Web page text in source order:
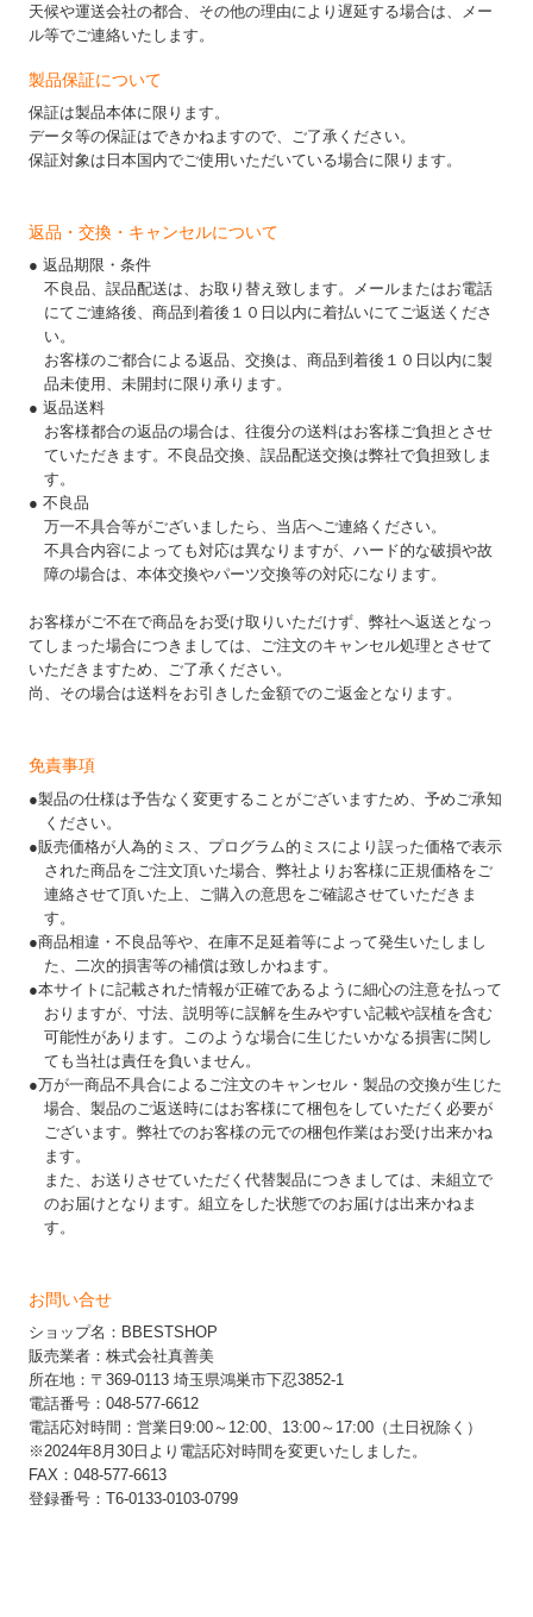
天候や運送会社の都合、その他の理由により遅延する場合は、メー
ル等でご連絡いたします。
製品保証について
保証は製品本体に限ります。
データ等の保証はできかねますので、ご了承ください。
保証対象は日本国内でご使用いただいている場合に限ります。
返品・交換・キャンセルについて
● 返品期限・条件
不良品、誤品配送は、お取り替え致します。メールまたはお電話
にてご連絡後、商品到着後１０日以内に着払いにてご返送くださ
い。
お客様のご都合による返品、交換は、商品到着後１０日以内に製
品未使用、未開封に限り承ります。
● 返品送料
お客様都合の返品の場合は、往復分の送料はお客様ご負担とさせ
ていただきます。不良品交換、誤品配送交換は弊社で負担致しま
す。
● 不良品
万一不具合等がございましたら、当店へご連絡ください。
不具合内容によっても対応は異なりますが、ハード的な破損や故
障の場合は、本体交換やパーツ交換等の対応になります。
お客様がご不在で商品をお受け取りいただけず、弊社へ返送となっ
てしまった場合につきましては、ご注文のキャンセル処理とさせて
いただきますため、ご了承ください。
尚、その場合は送料をお引きした金額でのご返金となります。
免責事項
●製品の仕様は予告なく変更することがございますため、予めご承知
ください。
●販売価格が人為的ミス、プログラム的ミスにより誤った価格で表示
された商品をご注文頂いた場合、弊社よりお客様に正規価格をご
連絡させて頂いた上、ご購入の意思をご確認させていただきま
す。
●商品相違・不良品等や、在庫不足延着等によって発生いたしまし
た、二次的損害等の補償は致しかねます。
●本サイトに記載された情報が正確であるように細心の注意を払って
おりますが、寸法、説明等に誤解を生みやすい記載や誤植を含む
可能性があります。このような場合に生じたいかなる損害に関し
ても当社は責任を負いません。
●万が一商品不具合によるご注文のキャンセル・製品の交換が生じた
場合、製品のご返送時にはお客様にて梱包をしていただく必要が
ございます。弊社でのお客様の元での梱包作業はお受け出来かね
ます。
また、お送りさせていただく代替製品につきましては、未組立で
のお届けとなります。組立をした状態でのお届けは出来かねま
す。
お問い合せ
ショップ名：BBESTSHOP
販売業者：株式会社真善美
所在地：〒369-0113 埼玉県鴻巣市下忍3852-1
電話番号：048-577-6612
電話応対時間：営業日9:00～12:00、13:00～17:00（土日祝除く）
※2024年8月30日より電話応対時間を変更いたしました。
FAX：048-577-6613
登録番号：T6-0133-0103-0799